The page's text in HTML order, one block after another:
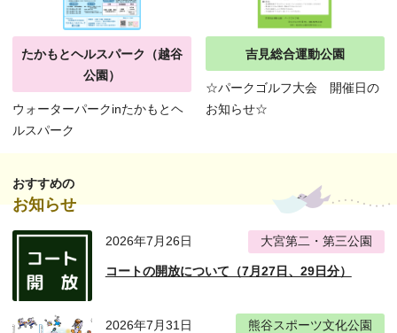
たかもとヘルスパーク（越谷
公園）
ウォーターパークinたかもとヘ
ルスパーク
吉見総合運動公園
☆パークゴルフ大会 開催日の
お知らせ☆
おすすめの
お知らせ
2026年7月26日 大宮第二・第三公園
コートの開放について（7月27日、29日分）
2026年7月31日 熊谷スポーツ文化公園